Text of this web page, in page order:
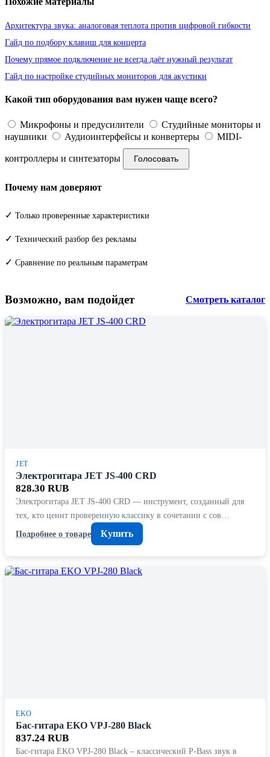
Архитектура звука: аналоговая теплота против цифровой гибкости
Гайд по подбору клавиш для концерта
Почему прямое подключение не всегда даёт нужный результат
Гайд по настройке студийных мониторов для акустики
Какой тип оборудования вам нужен чаще всего?
Микрофоны и предусилители
Студийные мониторы и
наушники
Аудиоинтерфейсы и конвертеры MIDI-
контроллеры и синтезаторы Голосовать
Почему нам доверяют
✓ Только проверенные характеристики
✓ Технический разбор без рекламы
✓ Сравнение по реальным параметрам
Возможно, вам подойдет Смотреть каталог
JET
Электрогитара JET JS-400 CRD
828.30 RUB
Электрогитара JET JS-400 CRD — инструмент, созданный для
тех, кто ценит проверенную классику в сочетании с сов…
Подробнее о товаре
Купить
EKO
Бас-гитара EKO VPJ-280 Black
837.24 RUB
Бас-гитара EKO VPJ-280 Black – классический P-Bass звук в